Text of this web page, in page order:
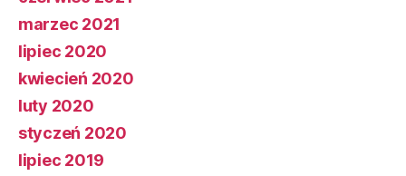
marzec 2021
lipiec 2020
kwiecień 2020
luty 2020
styczeń 2020
lipiec 2019